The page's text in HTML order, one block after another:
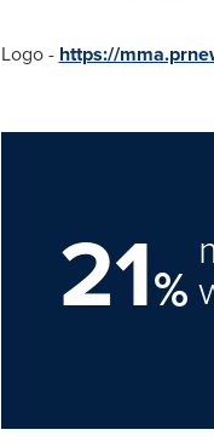
Logo - https://
21%